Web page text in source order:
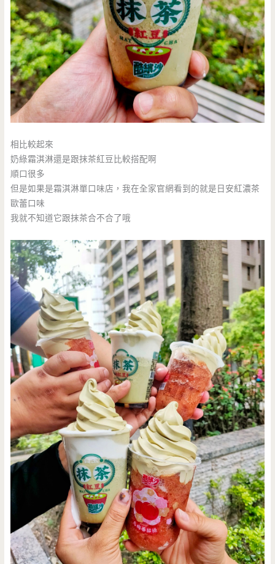
相比較起來
奶綠霜淇淋還是跟抹茶紅豆比較搭配啊
順口很多
但是如果是霜淇淋單口味店，我在全家官網看到的就是日安紅濃茶
歐蕾口味
我就不知道它跟抹茶合不合了哦